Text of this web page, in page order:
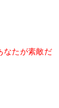
なたが素敵だ